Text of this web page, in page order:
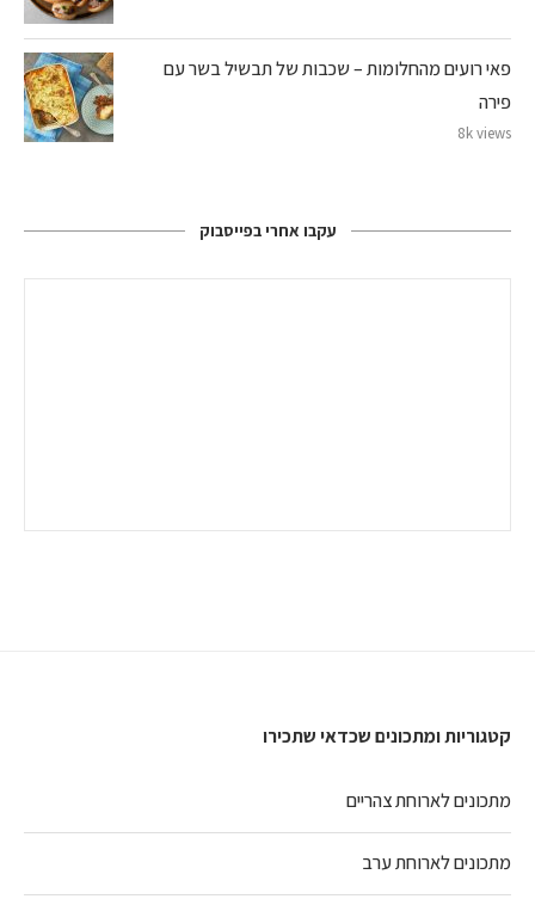
פאי רועים מהחלומות – שכבות של תבשיל בשר עם
פירה
8k views
עקבו אחרי בפייסבוק
קטגוריות ומתכונים שכדאי שתכירו
מתכונים לארוחת צהריים
מתכונים לארוחת ערב